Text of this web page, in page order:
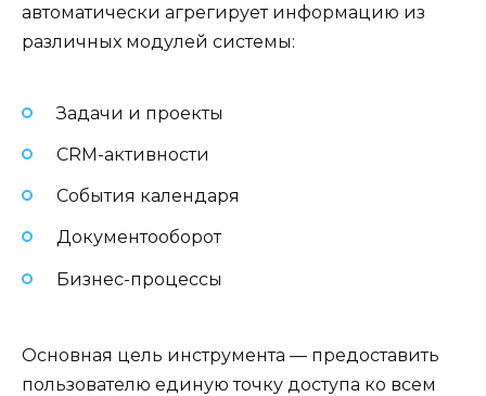
автоматически агрегирует информацию из
различных модулей системы:
Задачи и проекты
CRM-активности
События календаря
Документооборот
Бизнес-процессы
Основная цель инструмента — предоставить
пользователю единую точку доступа ко всем